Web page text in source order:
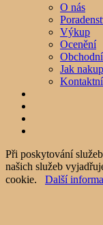
O nás
Výkup
Ocenění
Jak
Při poskytování
našich služeb
cookie. Další